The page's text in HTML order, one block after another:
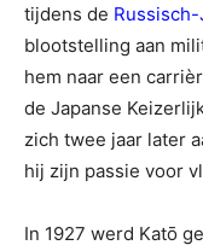
tijdens de
blootstelling aan
hem naar een
de Japanse
zich twee jaar later
hij zijn passie voor
In 1927 werd Katō